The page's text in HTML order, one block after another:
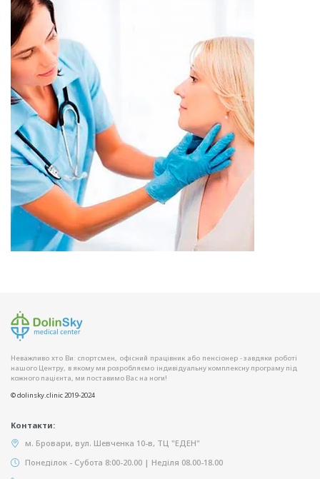
Неважливо хто Ви: спортсмен, офісний працівник або пенсіонер - завдяки роботі
нашого Центру, в якому ми розробляємо індивідуальну комплексну програму під
кожного пацієнта, ми поставимо Вас на ноги!
© dolinsky.clinic 2019-2024
Контакти:
м. Бровари, вул. Шевченка 10-в, ТЦ "ЕДЕН"
Понеділок - Субота 8:00-20.00 | Неділя 08.00-18.00